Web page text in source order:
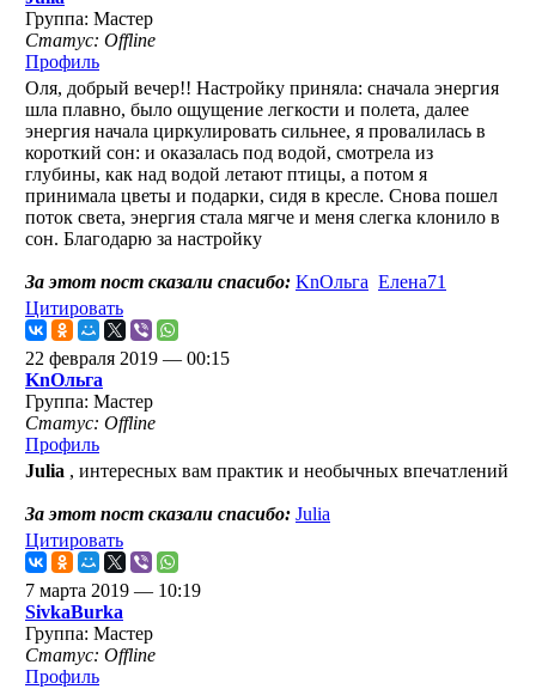
Группа: Мастер
Статус: Offline
Профиль
Оля, добрый вечер!! Настройку приняла: сначала энергия
шла плавно, было ощущение легкости и полета, далее
энергия начала циркулировать сильнее, я провалилась в
короткий сон: и оказалась под водой, смотрела из
глубины, как над водой летают птицы, а потом я
принимала цветы и подарки, сидя в кресле. Снова пошел
поток света, энергия стала мягче и меня слегка клонило в
сон. Благодарю за настройку
За этот пост сказали спасибо: KnОльга Елена71
Цитировать
22 февраля 2019 — 00:15
KnОльга
Группа: Мастер
Статус: Offline
Профиль
Julia , интересных вам практик и необычных впечатлений
За этот пост сказали спасибо: Julia
Цитировать
7 марта 2019 — 10:19
SivkaBurka
Группа: Мастер
Статус: Offline
Профиль